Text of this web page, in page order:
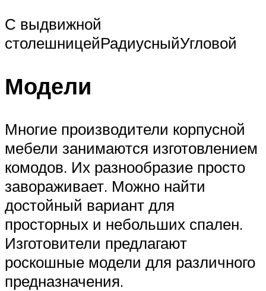
С выдвижной
столешницейРадиусныйУгловой
Модели
Многие производители корпусной
мебели занимаются изготовлением
комодов. Их разнообразие просто
завораживает. Можно найти
достойный вариант для
просторных и небольших спален.
Изготовители предлагают
роскошные модели для различного
предназначения.